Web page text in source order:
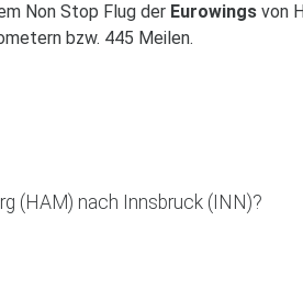
Non Stop Flug der Eurowings von
bzw. 445 Meilen.
(HAM) nach Innsbruck (INN)?